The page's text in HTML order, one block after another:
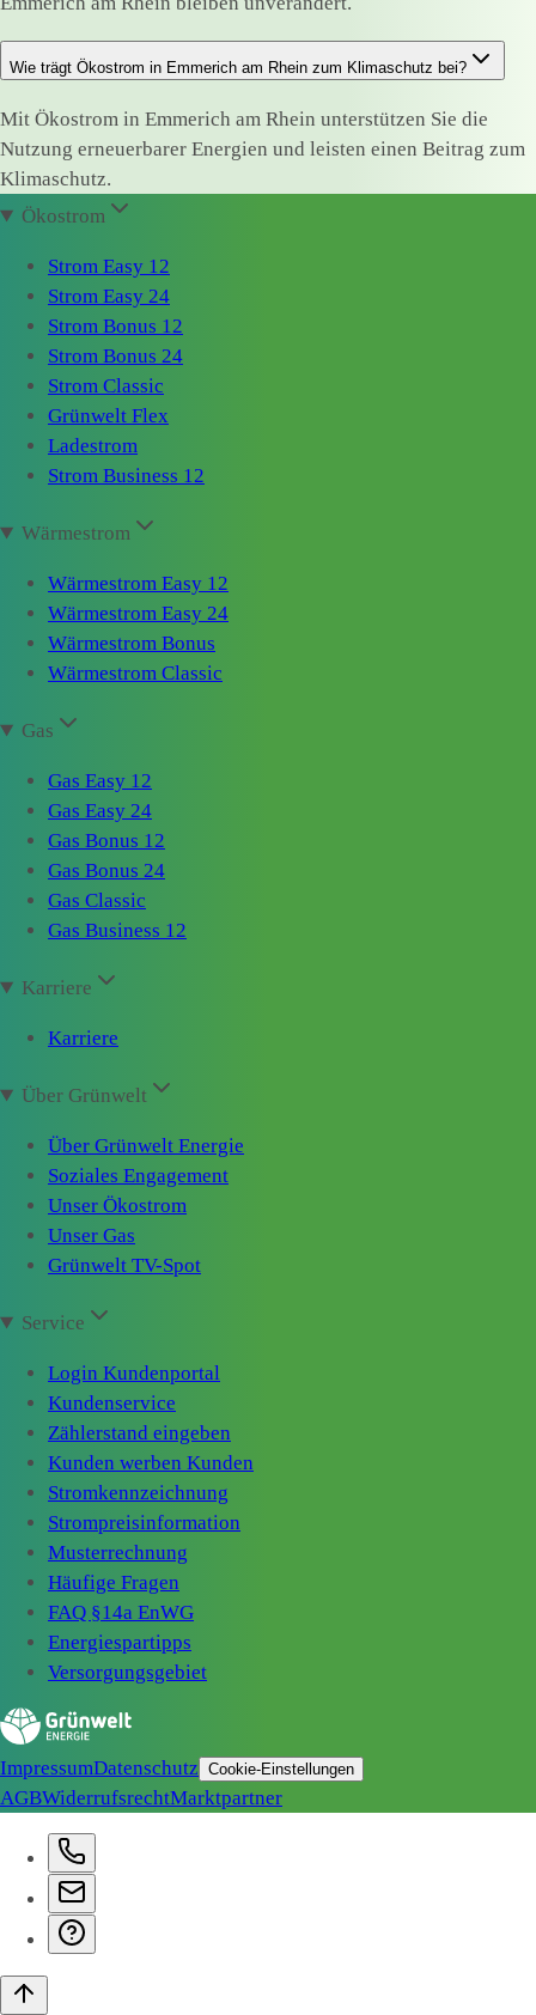
Wie trägt Ökostrom in Emmerich am Rhein zum Klimaschutz bei?
Mit Ökostrom in Emmerich am Rhein unterstützen Sie die
Nutzung erneuerbarer Energien und leisten einen Beitrag zum
Klimaschutz.
Ökostrom
Strom Easy 12
Strom Easy 24
Strom Bonus 12
Strom Bonus 24
Strom Classic
Grünwelt Flex
Ladestrom
Strom Business 12
Wärmestrom
Wärmestrom Easy 12
Wärmestrom Easy 24
Wärmestrom Bonus
Wärmestrom Classic
Gas
Gas Easy 12
Gas Easy 24
Gas Bonus 12
Gas Bonus 24
Gas Classic
Gas Business 12
Karriere
Karriere
Über Grünwelt
Über Grünwelt Energie
Soziales Engagement
Unser Ökostrom
Unser Gas
Grünwelt TV-Spot
Service
Login Kundenportal
Kundenservice
Zählerstand eingeben
Kunden werben Kunden
Stromkennzeichnung
Strompreisinformation
Musterrechnung
Häufige Fragen
FAQ §14a EnWG
Energiespartipps
Versorgungsgebiet
ImpressumDatenschutz Cookie-Einstellungen
AGBWiderrufsrechtMarktpartner